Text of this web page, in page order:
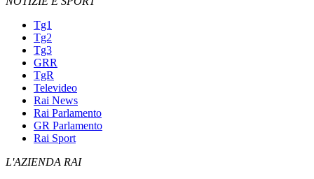
Tg1
Tg2
Tg3
GRR
TgR
Televideo
Rai News
Rai Parlamento
GR Parlamento
Rai Sport
L'AZIENDA RAI